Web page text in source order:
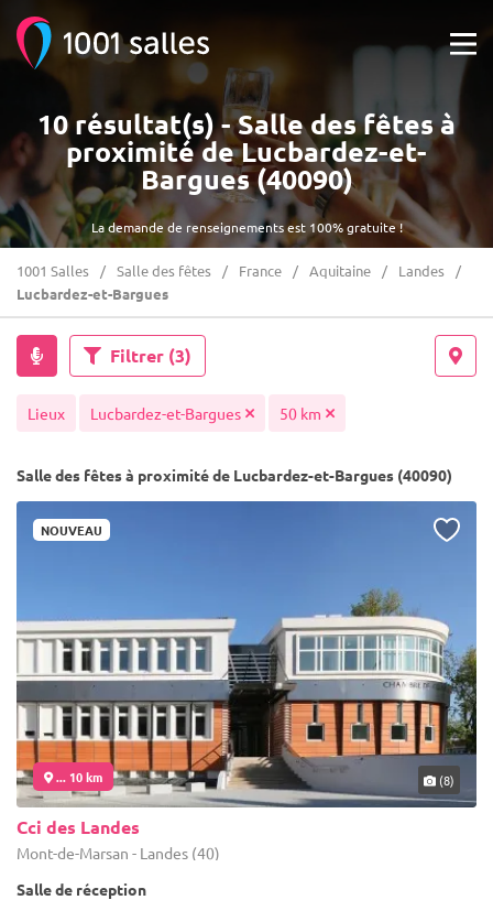
La demande de renseignements est 100% gratuite !
10 résultat(s) - Salle des fêtes à
proximité de Lucbardez-et-
Bargues (40090)
1001 Salles Salle des fêtes France Aquitaine
Landes
Lucbardez-et-Bargues
Filtrer (3)
Lieux Lucbardez-et-Bargues 50 km
Salle des fêtes à proximité de Lucbardez-et-Bargues (40090)
NOUVEAU
... 10 km (8)
Cci des Landes
Mont-de-Marsan - Landes (40)
Salle de réception